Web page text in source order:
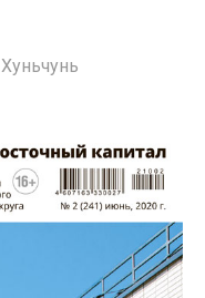
Хуньчунь